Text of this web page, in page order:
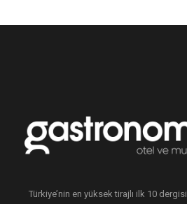
Türkiye’nin en yüksek tirajlı ilk 10